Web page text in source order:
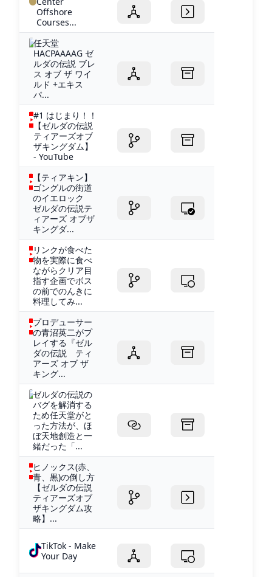
Offshore
Courses...
任天堂
HACPAAAAG ゼ
ルダの伝説 ブレ
ス オブ ザ ワイ
ルド +エキス
パ...
#1 はじまり！！
【ゼルダの伝説
ティアーズオブ
ザキングダム】
- YouTube
【ティアキン】
ゴングルの街道
のイエロック
ゼルダの伝説テ
ィアーズ オブザ
キングダ...
リンクが食べた
物を実際に食べ
ながらクリア目
指す企画でボス
の前でのんきに
料理してみ...
プロデューサー
の青沼英二がプ
レイする『ゼル
ダの伝説 ティ
アーズ オブ ザ
キング...
ゼルダの伝説の
バグを解消する
ため任天堂がと
った方法が、ほ
ぼ天地創造と一
緒だった「...
ヒノックス(赤、
青、黒)の倒し方
【ゼルダの伝説
ティアーズオブ
ザキングダム攻
略】...
TikTok - Make
Your Day